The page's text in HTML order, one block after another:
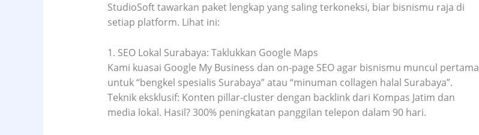
StudioSoft tawarkan paket lengkap yang saling terkoneksi, biar bisnismu raja di
setiap platform. Lihat ini:
1. SEO Lokal Surabaya: Taklukkan Google Maps
Kami kuasai Google My Business dan on-page SEO agar bisnismu muncul pertama
untuk “bengkel spesialis Surabaya” atau “minuman collagen halal Surabaya”.
Teknik eksklusif: Konten pillar-cluster dengan backlink dari Kompas Jatim dan
media lokal. Hasil? 300% peningkatan panggilan telepon dalam 90 hari.